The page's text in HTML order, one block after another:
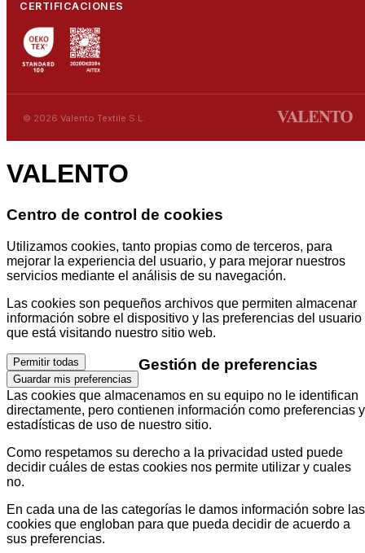
CERTIFICACIONES
© 2026 Valento Textile S.L.
VALENTO
Centro de control de cookies
Utilizamos cookies, tanto propias como de terceros, para
mejorar la experiencia del usuario, y para mejorar nuestros
servicios mediante el análisis de su navegación.
Las cookies son pequeños archivos que permiten almacenar
información sobre el dispositivo y las preferencias del usuario
que está visitando nuestro sitio web.
Permitir todas
Guardar mis preferencias
Gestión de preferencias
Las cookies que almacenamos en su equipo no le identifican
directamente, pero contienen información como preferencias y
estadísticas de uso de nuestro sitio.
Como respetamos su derecho a la privacidad usted puede
decidir cuáles de estas cookies nos permite utilizar y cuales
no.
En cada una de las categorías le damos información sobre las
cookies que engloban para que pueda decidir de acuerdo a
sus preferencias.